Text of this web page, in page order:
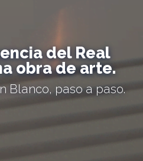
del Real
obra de arte.
Blanco, paso a paso.